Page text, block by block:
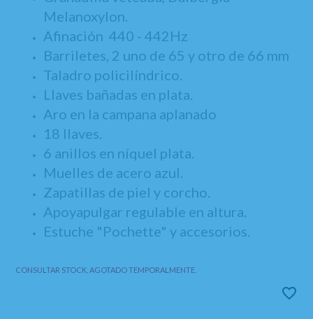
Melanoxylon.
Afinación 440 - 442Hz
Barriletes, 2 uno de 65 y otro de 66 mm
Taladro policilíndrico.
Llaves bañadas en plata.
Aro en la campana aplanado
18 llaves.
6 anillos en níquel plata.
Muelles de acero azul.
Zapatillas de piel y corcho.
Apoyapulgar regulable en altura.
Estuche "Pochette" y accesorios.
CONSULTAR STOCK. AGOTADO TEMPORALMENTE.